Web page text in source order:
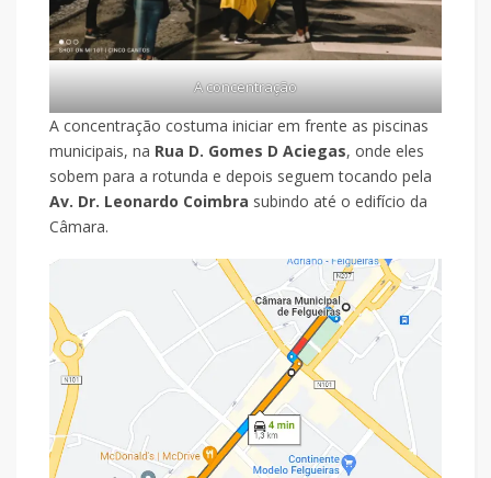
A concentração
A concentração costuma iniciar em frente as piscinas
municipais, na Rua D. Gomes D Aciegas, onde eles
sobem para a rotunda e depois seguem tocando pela
Av. Dr. Leonardo Coimbra subindo até o edifício da
Câmara.